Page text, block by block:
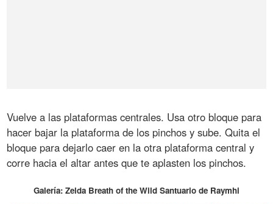
Vuelve a las plataformas centrales. Usa otro bloque para
hacer bajar la plataforma de los pinchos y sube. Quita el
bloque para dejarlo caer en la otra plataforma central y
corre hacia el altar antes que te aplasten los pinchos.
Galería: Zelda Breath of the Wild Santuario de Raymhi